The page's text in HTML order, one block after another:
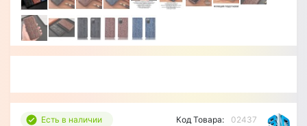
Есть в наличии Код Товара: 02437